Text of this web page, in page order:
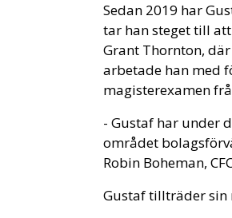
Sedan 2019 har
tar han steget till
Grant Thornton,
arbetade han med
magisterexamen
- Gustaf har under
området
Robin Boheman,
Gustaf tillträder sin